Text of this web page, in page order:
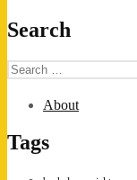
Search
Search
for:
About
Tags